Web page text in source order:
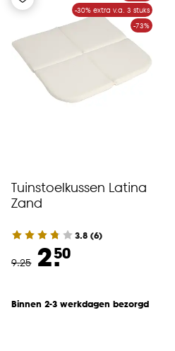
Goed om te weten is dat je
kan aanpassen, bekijk
cookieverklaring.
-30% extra v.a. 3 stuks
-73%
Tuinstoelkussen Latina
Zand
3.8 (6)
9.25 2.50
Binnen 2-3 werkdagen bezorgd